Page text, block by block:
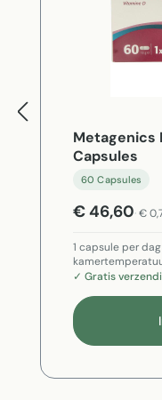
Metagenics
Capsules
60 Capsules
€ 46,60 €
1 capsule per
✓ Gratis